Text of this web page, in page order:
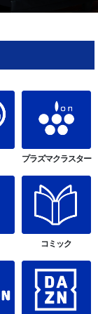
プラズマクラスター
コミック